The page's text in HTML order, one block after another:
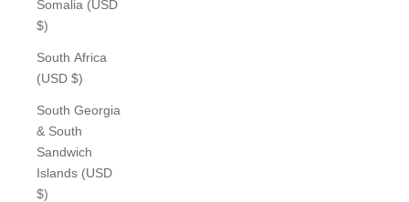
Somalia (USD
$)
South Africa
(USD $)
South Georgia
& South
Sandwich
Islands (USD
$)